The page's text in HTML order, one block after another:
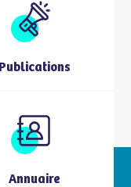
Publications
Annuaire